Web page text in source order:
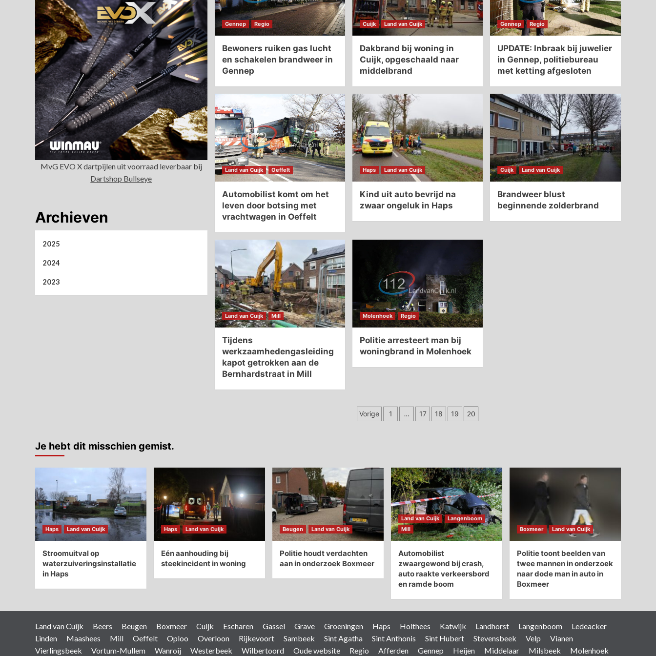
Gennep Regio
Bewoners ruiken gas lucht
en schakelen brandweer in
Gennep
Cuijk Land van Cuijk
Dakbrand bij woning in
Cuijk, opgeschaald naar
middelbrand
Gennep Regio
UPDATE: Inbraak bij juwelier
in Gennep, politiebureau
met ketting afgesloten
Land van Cuijk Oeffelt
Automobilist komt om het
leven door botsing met
vrachtwagen in Oeffelt
Haps Land van Cuijk
Kind uit auto bevrijd na
zwaar ongeluk in Haps
Cuijk Land van Cuijk
Brandweer blust
beginnende zolderbrand
Land van Cuijk Mill
Tijdens
werkzaamhedengasleiding
kapot getrokken aan de
Bernhardstraat in Mill
Molenhoek Regio
Politie arresteert man bij
woningbrand in Molenhoek
Berichten
Vorige 1 … 17 18 19 20
MvG EVO X dartpijlen uit voorraad leverbaar bij
Dartshop Bullseye
Archieven
2025
2024
2023
Je hebt dit misschien gemist.
Haps Land van Cuijk
Stroomuitval op
waterzuiveringsinstallatie
in Haps
Haps Land van Cuijk
Eén aanhouding bij
steekincident in woning
Beugen Land van Cuijk
Politie houdt verdachten
aan in onderzoek Boxmeer
Land van Cuijk
Langenboom
Mill
Automobilist
zwaargewond bij crash,
auto raakte verkeersbord
en ramde boom
Boxmeer Land van Cuijk
Politie toont beelden van
twee mannen in onderzoek
naar dode man in auto in
Boxmeer
Land van Cuijk Beers Beugen Boxmeer Cuijk Escharen Gassel Grave Groeningen Haps Holthees Katwijk Landhorst Langenboom
Ledeacker
Linden
Maashees Mill Oeffelt Oploo Overloon Rijkevoort Sambeek Sint Agatha Sint Anthonis Sint Hubert Stevensbeek Velp
Vianen
Vierlingsbeek
Vortum-Mullem Wanroij Westerbeek Wilbertoord Oude website Regio Afferden Gennep Heijen Middelaar Milsbeek Molenhoek